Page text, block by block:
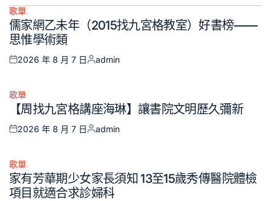
Posted
in
歌單
儒家網乙未年（2015找九宮格教室）好書榜——
思惟學術類
Posted
2026 年 8 月 7 日
Posted
admin
Posted
歌單
【周找九宮格講座海琳】讓書院文明歷久彌新
Posted
2026 年 8 月 7 日
Posted
admin
Posted
in
歌單
家有芳華期少女家長須知 13至15歲秀傳醫院體檢
項目就適合求診婦科